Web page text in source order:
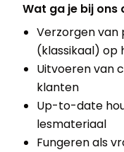
Wat ga je bij ons
Verzorgen van
(klassikaal) op
Uitvoeren van
klanten
Up-to-date
lesmateriaal
Fungeren als